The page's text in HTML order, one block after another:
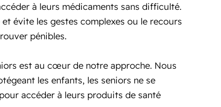
à leurs médicaments sans difficulté.
évite les gestes complexes ou le recours
pénibles.
est au cœur de notre approche. Nous
les enfants, les seniors ne se
accéder à leurs produits de santé